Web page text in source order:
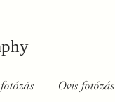
Ovis fotózás